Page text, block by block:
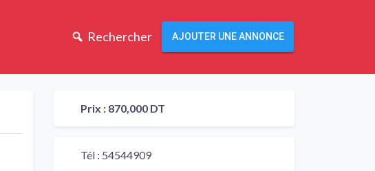
Rechercher AJOUTER UNE ANNONCE
Prix : 870,000 DT
Tél : 54544909